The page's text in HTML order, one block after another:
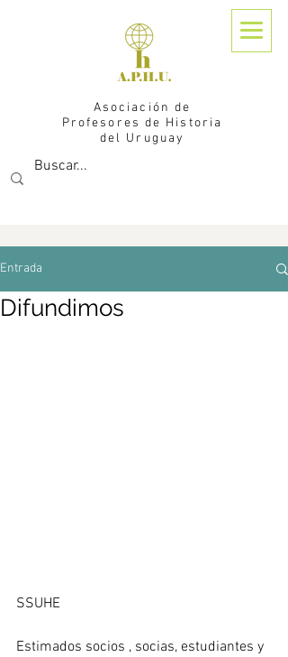
Asociación de
Profesores de Historia
del Uruguay
Entrada
Difundimos
SSUHE
Estimados socios , socias, estudiantes y